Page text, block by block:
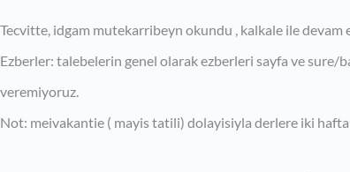
Tecvitte, idgam mutekarribeyn okundu , kalkale ile devam
Ezberler: talebelerin genel olarak ezberleri sayfa ve sure/
veremiyoruz.
Not: meivakantie ( mayis tatili) dolayisiyla derlere iki